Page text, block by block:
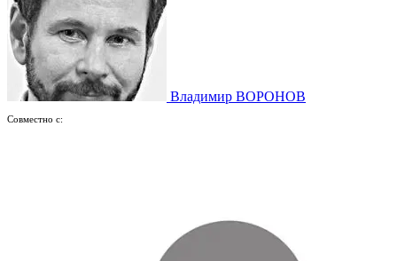
Владимир ВОРОНОВ
Совместно с: